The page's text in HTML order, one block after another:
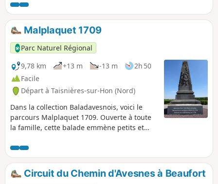
verdoyants. L’itinéraire vous emmène au port d’Hautmont,
parfait pour une pause conviviale au bord de l’eau. Une
boucle idéale pour allier détente, nature, faune et flore
locale.Malplaquet 1709
Parc Naturel Régional
9,78 km
+13 m -13 m
2h 50
Facile
Départ à Taisnières-sur-Hon (Nord)
Dans la collection Baladavesnois, voici le
parcours Malplaquet 1709. Ouverte à toute
la famille, cette balade emmène petits et
sanglante bataille du 18è siècle. Aventure
garantie ! Louis Ambroise vous guidera au fil
de cette randonnée ponctuée de questions
et de jeux.
Circuit du Chemin d'Avesnes à Beaufort